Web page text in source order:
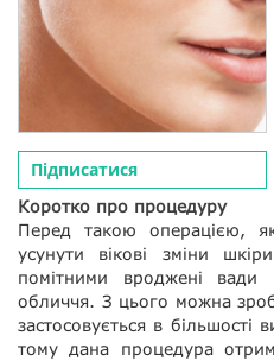
Підписатися
Коротко про процедуру
Перед такою операцією,
усунути вікові зміни
помітними вроджені вади
обличчя. З цього можна
застосовується в більшості
тому дана процедура